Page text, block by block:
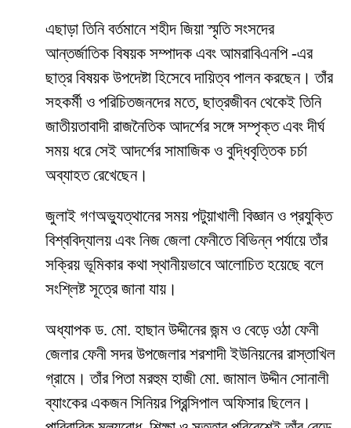
এছাড়া তিনি বর্তমানে শহীদ জিয়া স্মৃতি সংসদের
আন্তর্জাতিক বিষয়ক সম্পাদক এবং আমরাবিএনপি -এর
ছাত্র বিষয়ক উপদেষ্টা হিসেবে দায়িত্ব পালন করছেন। তাঁর
সহকর্মী ও পরিচিতজনদের মতে, ছাত্রজীবন থেকেই তিনি
জাতীয়তাবাদী রাজনৈতিক আদর্শের সঙ্গে সম্পৃক্ত এবং দীর্ঘ
সময় ধরে সেই আদর্শের সামাজিক ও বুদ্ধিবৃত্তিক চর্চা
অব্যাহত রেখেছেন।
জুলাই গণঅভ্যুত্থানের সময় পটুয়াখালী বিজ্ঞান ও প্রযুক্তি
বিশ্ববিদ্যালয় এবং নিজ জেলা ফেনীতে বিভিন্ন পর্যায়ে তাঁর
সক্রিয় ভূমিকার কথা স্থানীয়ভাবে আলোচিত হয়েছে বলে
সংশ্লিষ্ট সূত্রে জানা যায়।
অধ্যাপক ড. মো. হাছান উদ্দীনের জন্ম ও বেড়ে ওঠা ফেনী
জেলার ফেনী সদর উপজেলার শরশাদী ইউনিয়নের রাস্তাখিল
গ্রামে। তাঁর পিতা মরহুম হাজী মো. জামাল উদ্দীন সোনালী
ব্যাংকের একজন সিনিয়র প্রিন্সিপাল অফিসার ছিলেন।